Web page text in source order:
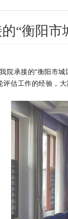
“衡阳
院承接的“衡阳市
估工作的经验，